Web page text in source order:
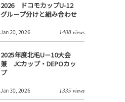
2026 ドコモカップU-12
グループ分けと組み合わせ
Jan 20, 2026 1408 views
2025年度北毛U－10大会
兼 JCカップ・DEPOカッ
プ
Jan 30, 2026 1335 views